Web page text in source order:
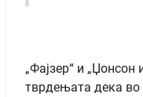
„Фајзер“ и
тврдењата дека